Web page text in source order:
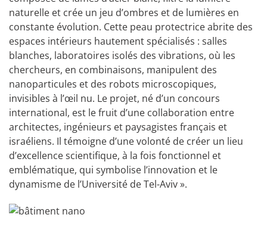
naturelle et crée un jeu d’ombres et de lumières en
constante évolution. Cette peau protectrice abrite des
espaces intérieurs hautement spécialisés : salles
blanches, laboratoires isolés des vibrations, où les
chercheurs, en combinaisons, manipulent des
nanoparticules et des robots microscopiques,
invisibles à l’œil nu. Le projet, né d’un concours
international, est le fruit d’une collaboration entre
architectes, ingénieurs et paysagistes français et
israéliens. Il témoigne d’une volonté de créer un lieu
d’excellence scientifique, à la fois fonctionnel et
emblématique, qui symbolise l’innovation et le
dynamisme de l’Université de Tel-Aviv ».